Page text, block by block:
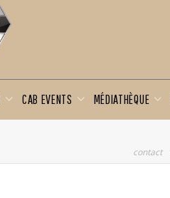
CAB EVENTS MÉDIATHÈQUE
contact